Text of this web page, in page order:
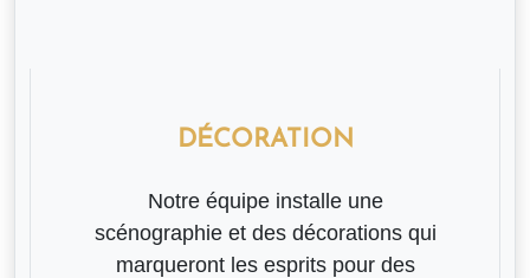
DÉCORATION
Notre équipe installe une
scénographie et des décorations qui
marqueront les esprits pour des